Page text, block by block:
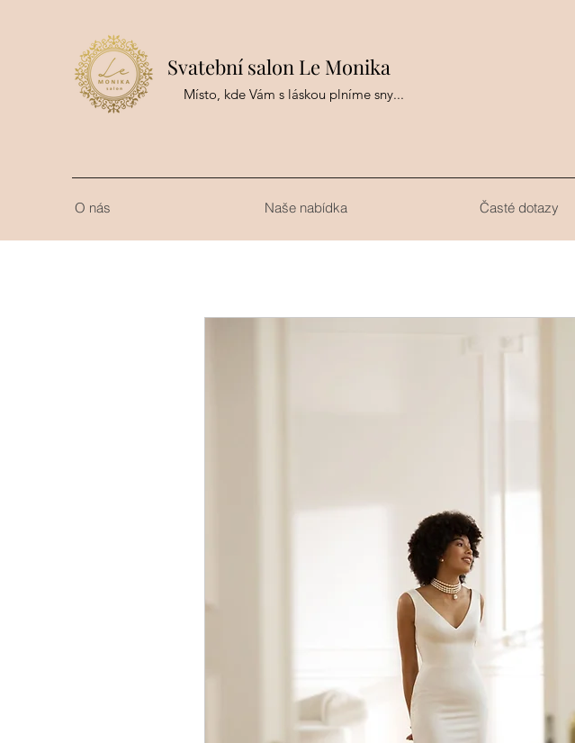
Svatební salon Le Monika
Místo, kde Vám s láskou plníme sny...
O nás Naše nabídka Časté dotazy